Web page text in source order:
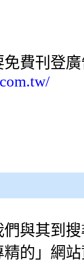
免費刊登
與其到
的」網